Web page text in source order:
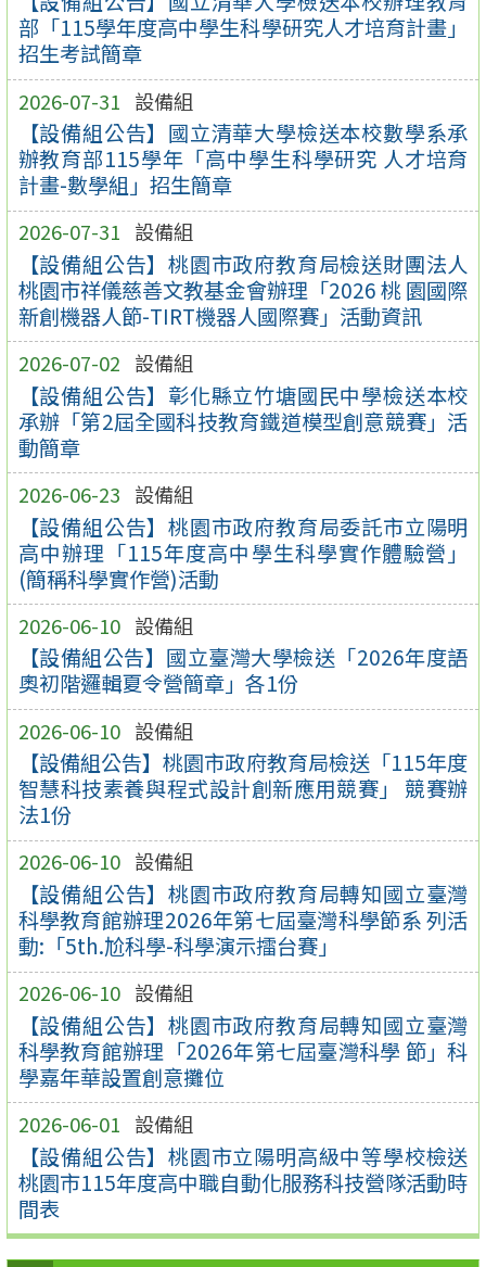
部「115學年度高中學生科學研究人才培育計畫」
招生考試簡章
2026-07-31 設備組
【設備組公告】國立清華大學檢送本校數學系承
辦教育部115學年「高中學生科學研究 人才培育
計畫-數學組」招生簡章
2026-07-31 設備組
【設備組公告】桃園市政府教育局檢送財團法人
桃園市祥儀慈善文教基金會辦理「2026 桃 園國際
新創機器人節-TIRT機器人國際賽」活動資訊
2026-07-02 設備組
【設備組公告】彰化縣立竹塘國民中學檢送本校
承辦「第2屆全國科技教育鐵道模型創意競賽」活
動簡章
2026-06-23 設備組
【設備組公告】桃園市政府教育局委託市立陽明
高中辦理「115年度高中學生科學實作體驗營」
(簡稱科學實作營)活動
2026-06-10 設備組
【設備組公告】國立臺灣大學檢送「2026年度語
奧初階邏輯夏令營簡章」各1份
2026-06-10 設備組
【設備組公告】桃園市政府教育局檢送「115年度
智慧科技素養與程式設計創新應用競賽」 競賽辦
法1份
2026-06-10 設備組
【設備組公告】桃園市政府教育局轉知國立臺灣
科學教育館辦理2026年第七屆臺灣科學節系 列活
動:「5th.尬科學-科學演示擂台賽」
2026-06-10 設備組
【設備組公告】桃園市政府教育局轉知國立臺灣
科學教育館辦理「2026年第七屆臺灣科學 節」科
學嘉年華設置創意攤位
2026-06-01 設備組
【設備組公告】桃園市立陽明高級中等學校檢送
桃園市115年度高中職自動化服務科技營隊活動時
間表